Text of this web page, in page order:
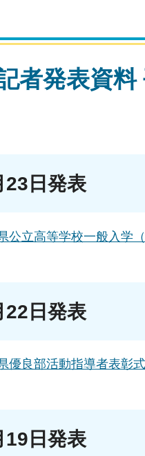
者発表資
23日発表
公立高等学校一般入学
22日発表
優良部活動指導者表彰
19日発表